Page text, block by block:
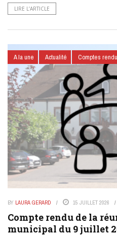
LIRE L’ARTICLE
A la une Actualité Comptes
BY LAURA GERARD 15 JUILLET 2026
Compte rendu de la
municipal du 9 juillet